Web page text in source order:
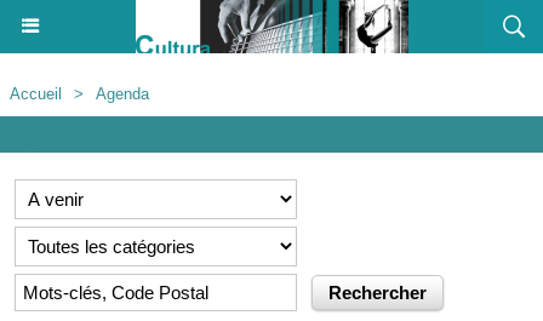
Accueil > Agenda